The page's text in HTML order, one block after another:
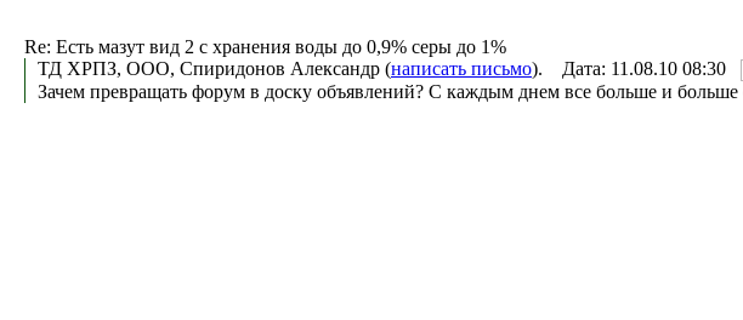
Re: Есть мазут вид 2 с хранения воды до 0,9% серы до 1%
ТД ХРПЗ, ООО, Спиридонов Александр (написать письмо). Дата: 11.08.10 08:30
Зачем превращать форум в доску объявлений? С каждым днем все больше и больше